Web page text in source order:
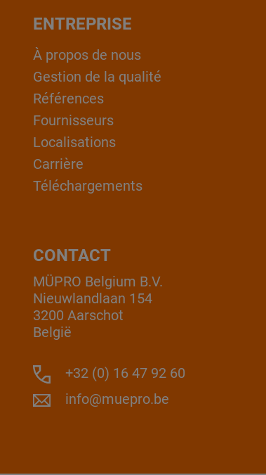
ENTREPRISE
À propos de nous
Gestion de la qualité
Références
Fournisseurs
Localisations
Carrière
Téléchargements
CONTACT
MÜPRO Belgium B.V.
Nieuwlandlaan 154
3200 Aarschot
België
+32 (0) 16 47 92 60
info@muepro.be